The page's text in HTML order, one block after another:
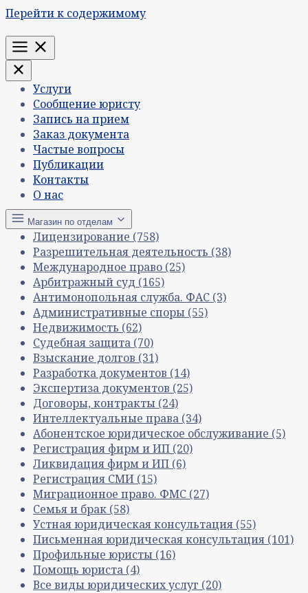
Перейти к содержимому
Меню
Услуги
Сообщение юристу
Запись на прием
Заказ документа
Частые вопросы
Публикации
Контакты
О нас
Магазин по отделам
Лицензирование (758)
Разрешительная деятельность (38)
Международное право (25)
Арбитражный суд (165)
Антимонопольная служба. ФАС (3)
Административные споры (55)
Недвижимость (62)
Судебная защита (70)
Взыскание долгов (31)
Разработка документов (14)
Экспертиза документов (25)
Договоры, контракты (24)
Интеллектуальные права (34)
Абонентское юридическое обслуживание (5)
Регистрация фирм и ИП (20)
Ликвидация фирм и ИП (6)
Регистрация СМИ (15)
Миграционное право. ФМС (27)
Семья и брак (58)
Устная юридическая консультация (55)
Письменная юридическая консультация (101)
Профильные юристы (16)
Помощь юриста (4)
Все виды юридических услуг (20)